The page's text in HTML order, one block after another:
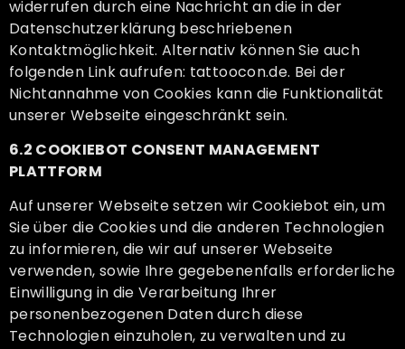
widerrufen durch eine Nachricht an die in der
Datenschutzerklärung beschriebenen
Kontaktmöglichkeit. Alternativ können Sie auch
folgenden Link aufrufen: tattoocon.de. Bei der
Nichtannahme von Cookies kann die Funktionalität
unserer Webseite eingeschränkt sein.
6.2 COOKIEBOT CONSENT MANAGEMENT
PLATTFORM
Auf unserer Webseite setzen wir Cookiebot ein, um
Sie über die Cookies und die anderen Technologien
zu informieren, die wir auf unserer Webseite
verwenden, sowie Ihre gegebenenfalls erforderliche
Einwilligung in die Verarbeitung Ihrer
personenbezogenen Daten durch diese
Technologien einzuholen, zu verwalten und zu